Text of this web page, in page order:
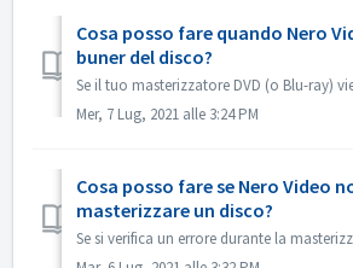
Cosa posso fare quando Nero
buner del disco?
Mer, 7 Lug, 2021 alle 3:24 PM
Cosa posso fare se Nero Video
masterizzare un disco?